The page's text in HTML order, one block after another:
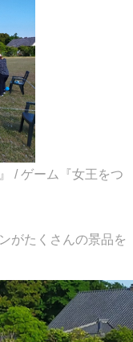
/ ゲーム『女王をつ
がたくさんの景品を